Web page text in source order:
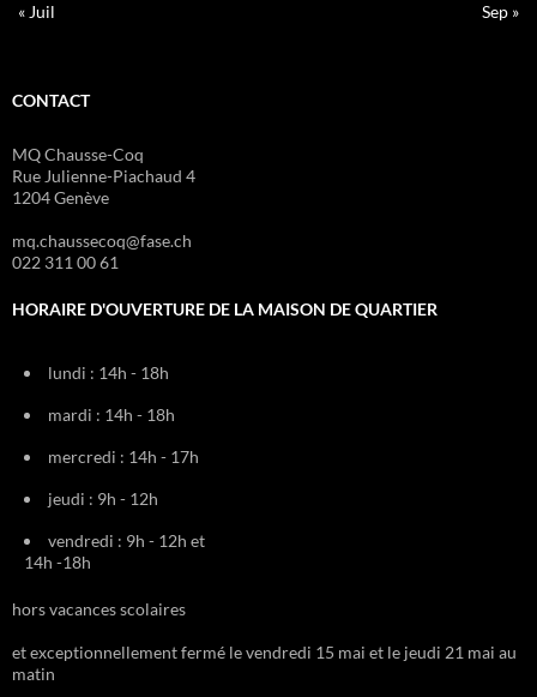
« Juil
Sep »
CONTACT
MQ Chausse-Coq
Rue Julienne-Piachaud 4
1204 Genève
mq.chaussecoq@fase.ch
022 311 00 61
HORAIRE D'OUVERTURE DE LA MAISON DE QUARTIER
lundi : 14h - 18h
mardi : 14h - 18h
mercredi : 14h - 17h
jeudi : 9h - 12h
vendredi : 9h - 12h et
14h -18h
hors vacances scolaires
et exceptionnellement fermé le vendredi 15 mai et le jeudi 21 mai au
matin